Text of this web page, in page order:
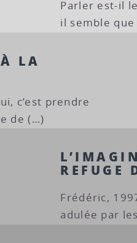
Parler est-il
il semble
LA
c’est prendre
de (…)
REFUGE
Frédéric,
adulée par